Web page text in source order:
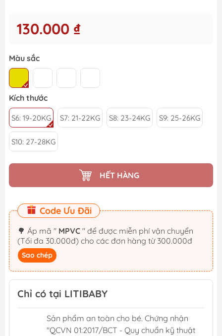
130.000 ₫
Màu sắc
Kích thước
S6: 19-20KG S7: 21-22KG S8: 23-24KG S9: 25-26KG
S10: 27-28KG
HẾT HÀNG
Code Ưu Đãi
🌳 Áp mã " MPVC " để được miễn phí vận chuyển
(Tối đa 30.000đ) cho các đơn hàng từ 300.000đ
Sao chép
Chỉ có tại LITIBABY
Sản phẩm an toàn cho bé. Chứng nhận
"QCVN 01:2017/BCT - Quy chuẩn kỹ thuật